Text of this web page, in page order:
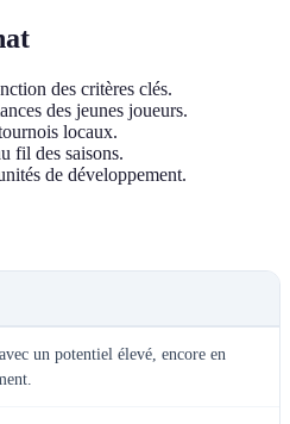
des critères clés.
des jeunes joueurs.
locaux.
fil des saisons.
de développement.
un potentiel élevé, encore en